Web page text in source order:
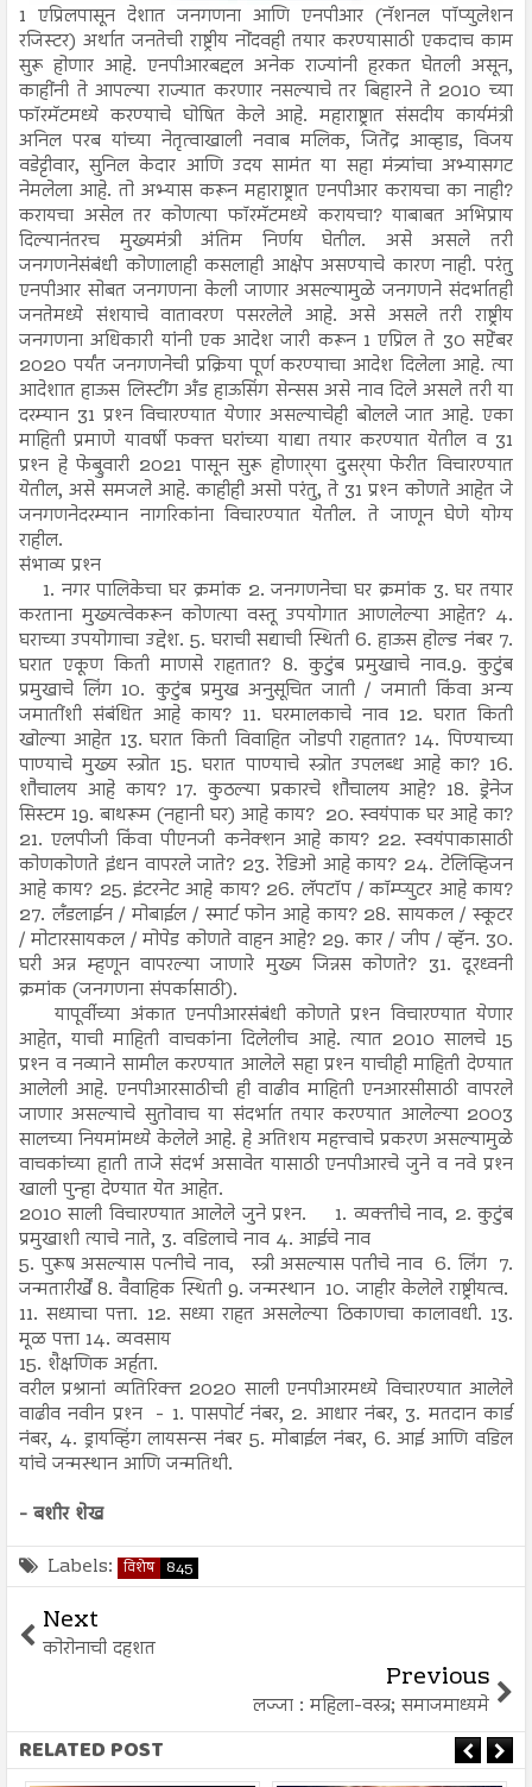
1 एप्रिलपासून देशात जनगणना आणि एनपीआर (नॅशनल पॉप्युलेशन
रजिस्टर) अर्थात जनतेची राष्ट्रीय नोंदवही तयार करण्यासाठी एकदाच काम
सुरू होणार आहे. एनपीआरबद्दल अनेक राज्यांनी हरकत घेतली असून,
काहींनी ते आपल्या राज्यात करणार नसल्याचे तर बिहारने ते 2010 च्या
फॉरमॅटमध्ये करण्याचे घोषित केले आहे. महाराष्ट्रात संसदीय कार्यमंत्री
अनिल परब यांच्या नेतृत्वाखाली नवाब मलिक, जितेंद्र आव्हाड, विजय
वडेट्टीवार, सुनिल केदार आणि उदय सामंत या सहा मंत्र्यांचा अभ्यासगट
नेमलेला आहे. तो अभ्यास करून महाराष्ट्रात एनपीआर करायचा का नाही?
करायचा असेल तर कोणत्या फॉरमॅटमध्ये करायचा? याबाबत अभिप्राय
दिल्यानंतरच मुख्यमंत्री अंतिम निर्णय घेतील. असे असले तरी
जनगणनेसंबंधी कोणालाही कसलाही आक्षेप असण्याचे कारण नाही. परंतु
एनपीआर सोबत जनगणना केली जाणार असल्यामुळे जनगणने संदर्भातही
जनतेमध्ये संशयाचे वातावरण पसरलेले आहे. असे असले तरी राष्ट्रीय
जनगणना अधिकारी यांनी एक आदेश जारी करून 1 एप्रिल ते 30 सप्टेंबर
2020 पर्यंत जनगणनेची प्रक्रिया पूर्ण करण्याचा आदेश दिलेला आहे. त्या
आदेशात हाऊस लिस्टींग अँड हाऊसिंग सेन्सस असे नाव दिले असले तरी या
दरम्यान 31 प्रश्‍न विचारण्यात येणार असल्याचेही बोलले जात आहे. एका
माहिती प्रमाणे यावर्षी फक्त घरांच्या याद्या तयार करण्यात येतील व 31
प्रश्‍न हे फेब्रुवारी 2021 पासून सुरू होणार्‍या दुसर्‍या फेरीत विचारण्यात
येतील, असे समजले आहे. काहीही असो परंतु, ते 31 प्रश्‍न कोणते आहेत जे
जनगणनेदरम्यान नागरिकांना विचारण्यात येतील. ते जाणून घेणे योग्य
राहील.
संभाव्य प्रश्‍न
1. नगर पालिकेचा घर क्रमांक 2. जनगणनेचा घर क्रमांक 3. घर तयार
करताना मुख्यत्वेकरून कोणत्या वस्तू उपयोगात आणलेल्या आहेत? 4.
घराच्या उपयोगाचा उद्देश. 5. घराची सद्याची स्थिती 6. हाऊस होल्ड नंबर 7.
घरात एकूण किती माणसे राहतात? 8. कुटुंब प्रमुखाचे नाव.9. कुटुंब
प्रमुखाचे लिंग 10. कुटुंब प्रमुख अनुसूचित जाती / जमाती किंवा अन्य
जमातींशी संबंधित आहे काय? 11. घरमालकाचे नाव 12. घरात किती
खोल्या आहेत 13. घरात किती विवाहित जोडपी राहतात? 14. पिण्याच्या
पाण्याचे मुख्य स्त्रोत 15. घरात पाण्याचे स्त्रोत उपलब्ध आहे का? 16.
शौचालय आहे काय? 17. कुठल्या प्रकारचे शौचालय आहे? 18. ड्रेनेज
सिस्टम 19. बाथरूम (नहानी घर) आहे काय? 20. स्वयंपाक घर आहे का?
21. एलपीजी किंवा पीएनजी कनेक्शन आहे काय? 22. स्वयंपाकासाठी
कोणकोणते इंधन वापरले जाते? 23. रेडिओ आहे काय? 24. टेलिव्हिजन
आहे काय? 25. इंटरनेट आहे काय? 26. लॅपटॉप / कॉम्प्युटर आहे काय?
27. लँडलाईन / मोबाईल / स्मार्ट फोन आहे काय? 28. सायकल / स्कूटर
/ मोटारसायकल / मोपेड कोणते वाहन आहे? 29. कार / जीप / व्हॅन. 30.
घरी अन्न म्हणून वापरल्या जाणारे मुख्य जिन्नस कोणते? 31. दूरध्वनी
क्रमांक (जनगणना संपर्कासाठी).
यापूर्वीच्या अंकात एनपीआरसंबंधी कोणते प्रश्‍न विचारण्यात येणार
आहेत, याची माहिती वाचकांना दिलेलीच आहे. त्यात 2010 सालचे 15
प्रश्‍न व नव्याने सामील करण्यात आलेले सहा प्रश्‍न याचीही माहिती देण्यात
आलेली आहे. एनपीआरसाठीची ही वाढीव माहिती एनआरसीसाठी वापरले
जाणार असल्याचे सुतोवाच या संदर्भात तयार करण्यात आलेल्या 2003
सालच्या नियमांमध्ये केलेले आहे. हे अतिशय महत्त्वाचे प्रकरण असल्यामुळे
वाचकांच्या हाती ताजे संदर्भ असावेत यासाठी एनपीआरचे जुने व नवे प्रश्‍न
खाली पुन्हा देण्यात येत आहेत.
2010 साली विचारण्यात आलेले जुने प्रश्‍न. 1. व्यक्तीचे नाव, 2. कुटुंब
प्रमुखाशी त्याचे नाते, 3. वडिलाचे नाव 4. आईचे नाव
5. पुरूष असल्यास पत्नीचे नाव, स्त्री असल्यास पतीचे नाव 6. लिंग 7.
जन्मतारीर्खें 8. वैवाहिक स्थिती 9. जन्मस्थान 10. जाहीर केलेले राष्ट्रीयत्व.
11. सध्याचा पत्ता. 12. सध्या राहत असलेल्या ठिकाणचा कालावधी. 13.
मूळ पत्ता 14. व्यवसाय
15. शैक्षणिक अर्हता.
वरील प्रश्रानां व्यतिरिक्त 2020 साली एनपीआरमध्ये विचारण्यात आलेले
वाढीव नवीन प्रश्‍न - 1. पासपोर्ट नंबर, 2. आधार नंबर, 3. मतदान कार्ड
नंबर, 4. ड्रायव्हिंग लायसन्स नंबर 5. मोबाईल नंबर, 6. आई आणि वडिल
यांचे जन्मस्थान आणि जन्मतिथी.
- बशीर शेख
Labels: विशेष 845
Next
कोरोनाची दहशत
Previous
लज्जा : महिला-वस्त्र; समाजमाध्यमे
RELATED POST